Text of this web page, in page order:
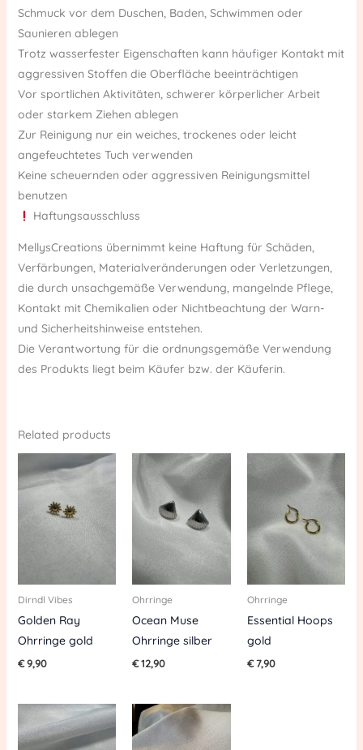
Schmuck vor dem Duschen, Baden, Schwimmen oder
Saunieren ablegen
Trotz wasserfester Eigenschaften kann häufiger Kontakt mit
aggressiven Stoffen die Oberfläche beeinträchtigen
Vor sportlichen Aktivitäten, schwerer körperlicher Arbeit
oder starkem Ziehen ablegen
Zur Reinigung nur ein weiches, trockenes oder leicht
angefeuchtetes Tuch verwenden
Keine scheuernden oder aggressiven Reinigungsmittel
benutzen
Haftungsausschluss
MellysCreations übernimmt keine Haftung für Schäden,
Verfärbungen, Materialveränderungen oder Verletzungen,
die durch unsachgemäße Verwendung, mangelnde Pflege,
Kontakt mit Chemikalien oder Nichtbeachtung der Warn-
und Sicherheitshinweise entstehen.
Die Verantwortung für die ordnungsgemäße Verwendung
des Produkts liegt beim Käufer bzw. der Käuferin.
Related products
Dirndl Vibes
Golden Ray
Ohrringe gold
€9,90
Ohrringe
Ocean Muse
Ohrringe silber
€12,90
Ohrringe
Essential Hoops
gold
€7,90